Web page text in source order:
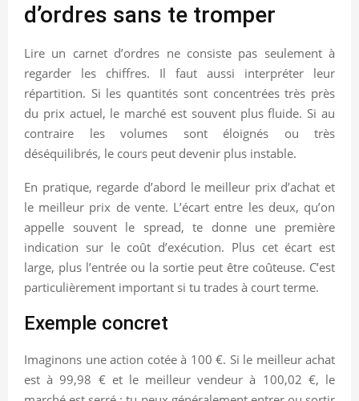
d’ordres sans te tromper
Lire un carnet d’ordres ne consiste pas seulement à
regarder les chiffres. Il faut aussi interpréter leur
répartition. Si les quantités sont concentrées très près
du prix actuel, le marché est souvent plus fluide. Si au
contraire les volumes sont éloignés ou très
déséquilibrés, le cours peut devenir plus instable.
En pratique, regarde d’abord le meilleur prix d’achat et
le meilleur prix de vente. L’écart entre les deux, qu’on
appelle souvent le spread, te donne une première
indication sur le coût d’exécution. Plus cet écart est
large, plus l’entrée ou la sortie peut être coûteuse. C’est
particulièrement important si tu trades à court terme.
Exemple concret
Imaginons une action cotée à 100 €. Si le meilleur achat
est à 99,98 € et le meilleur vendeur à 100,02 €, le